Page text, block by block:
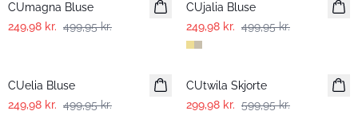
CUmagna Bluse
249,98 kr. 499,95 kr.
CUjalia Bluse
249,98 kr. 499,95 kr.
CUelia Bluse
249,98 kr. 499,95 kr.
-50%
CUtwila Skjorte
299,98 kr. 599,95 kr.